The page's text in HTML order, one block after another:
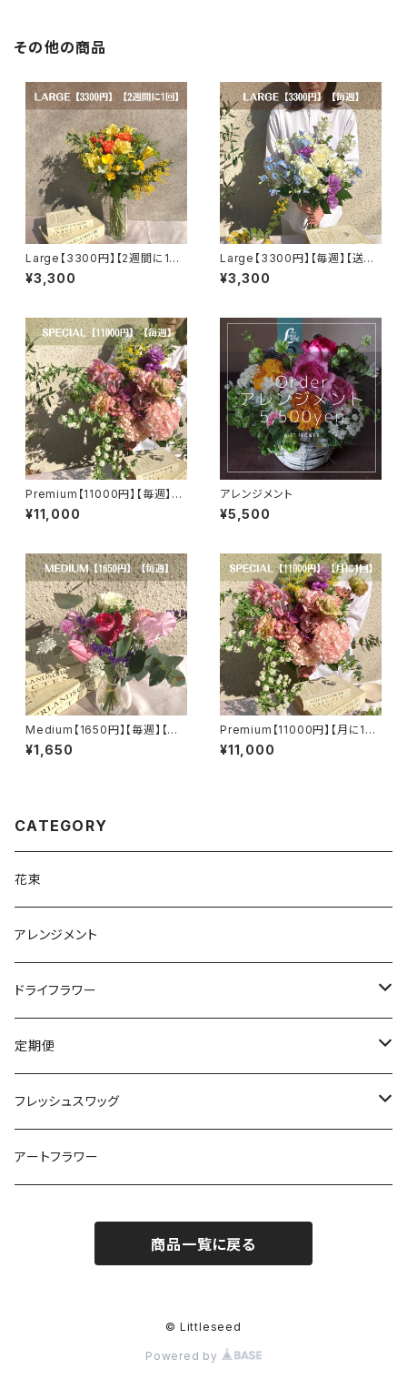
その他の商品
Large【3300円】【2週間に1回】
【送料無料】
¥3,300
Large【3300円】【毎週】【送料
無料】
¥3,300
Premium【11000円】【毎週】
【選べるカラー】【送料無料】
¥11,000
アレンジメント
¥5,500
Medium【1650円】【毎週】【送
料無料】
¥1,650
Premium【11000円】【月に1
回】【選べるカラー】【送料無料】
¥11,000
CATEGORY
花束
アレンジメント
ドライフラワー
ウェディングブーケ・ブートニア
ヘアード/髪飾り
スワッグ
定期便
ドライフラワーの定期便
お花の定期便
2週間に1回お届け
フレッシュスワッグ
ミモザのフレッシュスワッグ
アートフラワー
商品一覧に戻る
© Littleseed
Powered by